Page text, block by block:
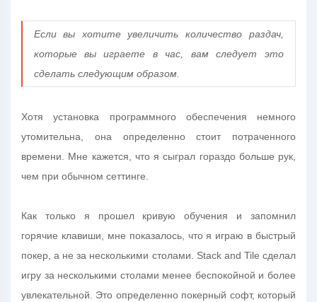
Если вы хотите увеличить количество раздач,
которые вы играете в час, вам следует это
сделать следующим образом.
Хотя установка программного обеспечения немного
утомительна, она определенно стоит потраченного
времени. Мне кажется, что я сыграл гораздо больше рук,
чем при обычном сеттинге.
Как только я прошел кривую обучения и запомнил
горячие клавиши, мне показалось, что я играю в быстрый
покер, а не за несколькими столами. Stack and Tile сделал
игру за несколькими столами менее беспокойной и более
увлекательной. Это определенно покерный софт, который